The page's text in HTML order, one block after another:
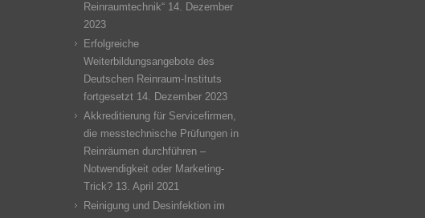
Reinraumtechnik“ 14. Dezember
2023
Erfolgreiche
Weiterbildungsangebote des
Deutschen Reinraum-Instituts
fortgesetzt 14. Dezember 2023
Akkreditierung für Servicefirmen,
die messtechnische Prüfungen in
Reinräumen durchführen –
Notwendigkeit oder Marketing-
Trick? 13. April 2021
Reinigung und Desinfektion im